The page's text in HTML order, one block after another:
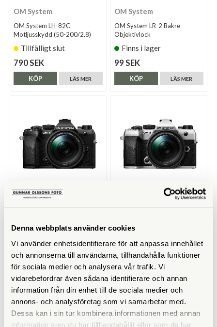
Denna webbplats använder cookies
Vi använder enhetsidentifierare för att anpassa innehållet
och annonserna till användarna, tillhandahålla funktioner
för sociala medier och analysera vår trafik. Vi
vidarebefordrar även sådana identifierare och annan
information från din enhet till de sociala medier och
annons- och analysföretag som vi samarbetar med.
Dessa kan i sin tur kombinera informationen med annan
information som du har tillhandahållit eller som de har
OM System
OM System LH-82C
Motljusskydd (50-200/2,8)
Tillfälligt slut
790 SEK
LÄS MER
KÖP
OM System
OM System LR-2 Bakre
Objektivlock
Finns i lager
99 SEK
LÄS MER
KÖP
OM System
Finns i lager
18.990 SEK
LÄS MER
KÖP
18.990 SEK
KÖP